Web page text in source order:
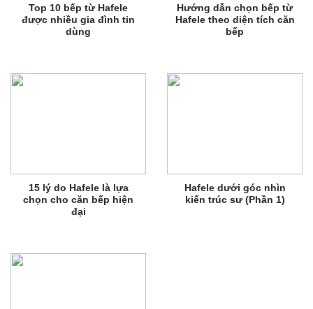
Top 10 bếp từ Hafele
được nhiều gia đình tin
dùng
Hướng dẫn chọn bếp từ
Hafele theo diện tích căn
bếp
15 lý do Hafele là lựa
chọn cho căn bếp hiện
đại
Hafele dưới góc nhìn
kiến trúc sư (Phần 1)